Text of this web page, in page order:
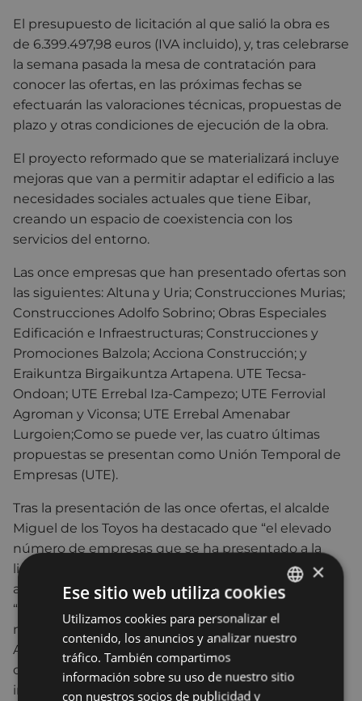
El presupuesto de licitación al que salió la obra es
de 6.399.497,98 euros (IVA incluido), y, tras celebrarse
la semana pasada la mesa de contratación para
conocer las ofertas, en las próximas fechas se
efectuarán las valoraciones técnicas, propuestas de
plazo y otras condiciones de ejecución de la obra.
El proyecto reformado que se materializará incluye
mejoras que van a permitir adaptar el edificio a las
necesidades sociales actuales que tiene Eibar,
creando un espacio de coexistencia con los
servicios del entorno.
Las once empresas que han presentado ofertas son
las siguientes: Altuna y Uria; Construcciones Murias;
Construcciones Adolfo Sobrino; Obras Especiales
Edificación e Infraestructuras; Construcciones y
Promociones Balzola; Acciona Construcción; y
Eraikuntza Birgaikuntza Artapena. UTE Tecsa-
Ondoan; UTE Errebal Iza-Campezo; UTE Ferrovial
Agroman y Viconsa; UTE Errebal Amenabar
Lurgoien;Como se puede ver, las cuatro últimas
propuestas se presentan como Unión Temporal de
Empresas (UTE).
Tras la presentación de las once ofertas, el alcalde
Miguel de los Toyos ha destacado que “el elevado
número de empresas que se ha presentado a la
licitación demuestra el notable interés por
acometer los trabajos”. Además, ha destacado que
“se vienen cumpliendo de forma estricta los plazos
marcados por la Ley de Contratación para las
Administraciones Públicas. Vamos a seguir
cumpliendo nuestros compromisos para que esta
infraestructura estratégica para la ciudad sea una
BASQUE
SPANISH
×
Ese sitio web utiliza cookies
Utilizamos cookies para personalizar el
contenido, los anuncios y analizar nuestro
tráfico. También compartimos
información sobre su uso de nuestro sitio
con nuestros socios de publicidad y